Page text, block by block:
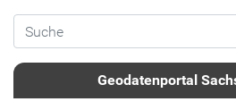
Geodatenportal